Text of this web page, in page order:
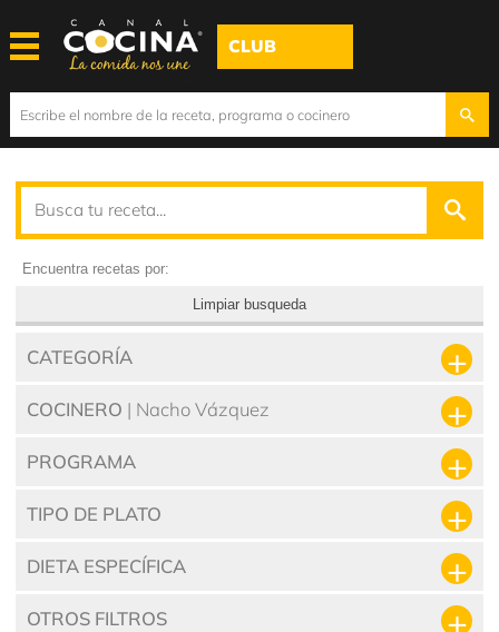
CLUB
Encuentra recetas por:
Limpiar busqueda
CATEGORÍA
COCINERO | Nacho Vázquez
PROGRAMA
TIPO DE PLATO
DIETA ESPECÍFICA
OTROS FILTROS